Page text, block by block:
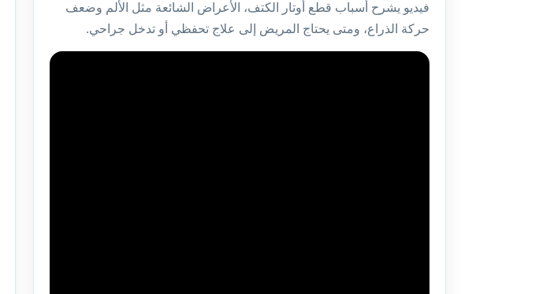
فيديو يشرح أسباب قطع أوتار الكتف، الأعراض الشائعة مثل الألم وضعف
حركة الذراع، ومتى يحتاج المريض إلى علاج تحفظي أو تدخل جراحي.